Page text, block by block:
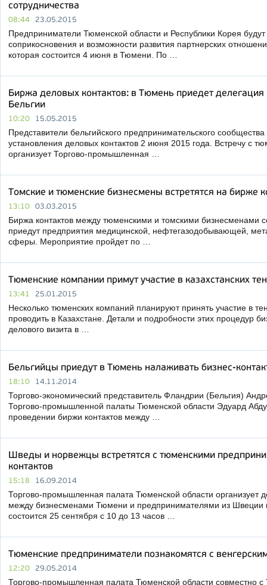
сотрудничества
08:44 23.05.2015
Предприниматели Тюменской области и Республики Корея будут
соприкосновения и возможности развития партнерских
которая состоится 4 июня в Тюмени. По …
Биржа деловых контактов: в Тюмень приедет
Бельгии
10:20 15.05.2015
Представители бельгийского предпринимательского
установления деловых контактов 2 июня 2015 года. Встречу с
организует Торгово-промышленная …
Томские и тюменские бизнесмены встретятся на бирже
13:10 03.03.2015
Биржа контактов между тюменскими и томскими бизнесменами
приедут предприятия медицинской, нефтегазодобывающей,
сферы. Мероприятие пройдет по …
Тюменские компании примут участие в казахстанских
13:41 25.01.2015
Несколько тюменских компаний планируют принять участие в
проводить в Казахстане. Детали и подробности этих процедур
делового визита в …
Бельгийцы приедут в Тюмень налаживать бизнес-
18:10 14.11.2014
Торгово-экономический представитель Фландрии (Бельгия)
Торгово-промышленной палаты Тюменской области Эдуард
проведении биржи контактов между …
Шведы и норвежцы встретятся с тюменскими
контактов
15:18 16.09.2014
Торгово-промышленная палата Тюменской области организует
между бизнесменами Тюмени и предпринимателями из Швеции
состоится 25 сентября с 10 до 13 часов …
Тюменские предприниматели познакомятся с
12:20 29.05.2014
Торгово-промышленная палата Тюменской области совместно